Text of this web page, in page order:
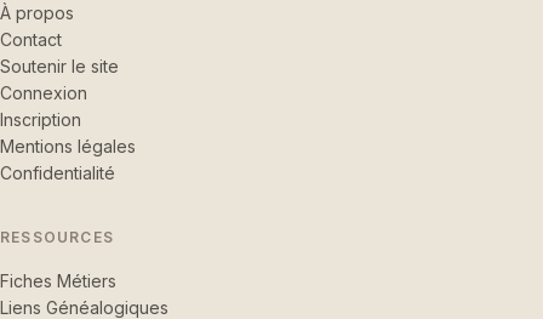
À propos
Contact
Soutenir le site
Connexion
Inscription
Mentions légales
Confidentialité
RESSOURCES
Fiches Métiers
Liens Généalogiques